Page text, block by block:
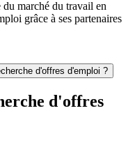
marché du travail en
grâce à ses partenaires
d'offres d'emploi ?
d'offres